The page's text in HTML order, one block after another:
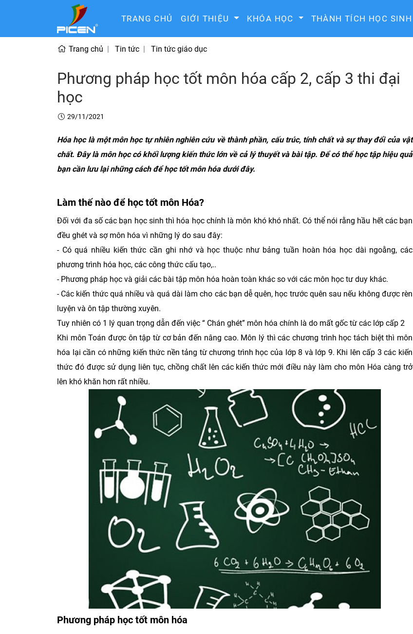
TRANG CHỦ GIỚI THIỆU KHÓA HỌC THÀNH TÍCH HỌC SINH
Trang chủ Tin tức Tin tức giáo dục
Phương pháp học tốt môn hóa cấp 2, cấp 3 thi đại
học
29/11/2021
Hóa học là một môn học tự nhiên nghiên cứu về thành phần, cấu trúc, tính chất và sự thay đổi của vật
chất. Đây là môn học có khối lượng kiến thức lớn về cả lý thuyết và bài tập. Để có thể học tập hiệu quả
bạn cần lưu lại những cách để học tốt môn hóa dưới đây.
Làm thế nào để học tốt môn Hóa?
Đối với đa số các bạn học sinh thì hóa học chính là môn khó khó nhất. Có thể nói rằng hầu hết các bạn
đều ghét và sợ môn hóa vì những lý do sau đây:
- Có quá nhiều kiến thức cần ghi nhớ và học thuộc như bảng tuần hoàn hóa học dài ngoằng, các
phương trình hóa học, các công thức cấu tạo,..
- Phương pháp học và giải các bài tập môn hóa hoàn toàn khác so với các môn học tư duy khác.
- Các kiến thức quá nhiều và quá dài làm cho các bạn dễ quên, học trước quên sau nếu không được rèn
luyện và ôn tập thường xuyên.
Tuy nhiên có 1 lý quan trọng dẫn đến việc “ Chán ghét” môn hóa chính là do mất gốc từ các lớp cấp 2
Khi môn Toán được ôn tập từ cơ bản đến nâng cao. Môn lý thì các chương trình học tách biệt thì môn
hóa lại cần có những kiến thức nền tảng từ chương trình học của lớp 8 và lớp 9. Khi lên cấp 3 các kiến
thức đó được sử dụng liên tục, chồng chất lên các kiến thức mới điều này làm cho môn Hóa càng trở
lên khó khăn hơn rất nhiều.
Phương pháp học tốt môn hóa